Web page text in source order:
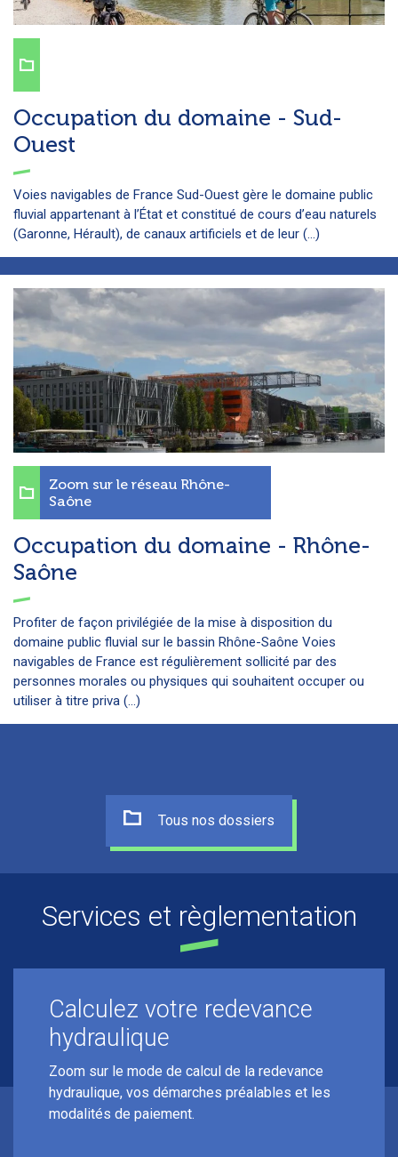
Occupation du domaine - Sud-
Ouest
Voies navigables de France Sud-Ouest gère le domaine public
fluvial appartenant à l’État et constitué de cours d’eau naturels
(Garonne, Hérault), de canaux artificiels et de leur (...)
Occupation du domaine - Rhône-
Saône
Profiter de façon privilégiée de la mise à disposition du
domaine public fluvial sur le bassin Rhône-Saône Voies
navigables de France est régulièrement sollicité par des
personnes morales ou physiques qui souhaitent occuper ou
utiliser à titre priva (...)
Zoom sur le réseau Rhône-
Saône
Tous nos dossiers
Services et règlementation
Calculez votre redevance
hydraulique
Zoom sur le mode de calcul de la redevance
hydraulique, vos démarches préalables et les
modalités de paiement.